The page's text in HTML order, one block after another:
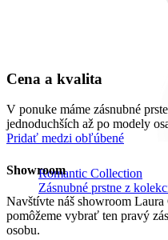
Romantic Collection
Zásnubné prstne z
Cena a kvalita
V ponuke máme zásnubné
jednoduchších až po modely
Pridať medzi obľúbené
Showroom
Navštívte náš showroom
pomôžeme vybrať ten pravý
osobu.